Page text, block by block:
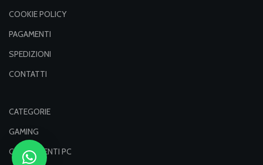
COOKIE POLICY
PAGAMENTI
SPEDIZIONI
CONTATTI
CATEGORIE
GAMING
COMPONENTI PC